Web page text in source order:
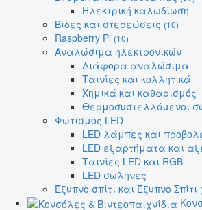
Ηλεκτρική καλωδίωση
Βίδες και στερεώσεις (10)
Raspberry Pi (10)
Αναλώσιμα ηλεκτρονικών
Διάφορα αναλώσιμα
Ταινίες και κολλητικά
Χημικά και καθαρισμός
Θερμοσυστελλόμενοι
Φωτισμός LED
LED λάμπες και
LED εξαρτήματα και
Ταινίες LED και RGB
LED σωλήνες
Έξυπνο σπίτι και Έξυπνο Σπίτι